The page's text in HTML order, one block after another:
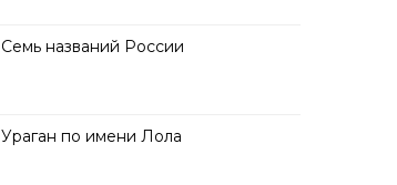
Семь названий России
Ураган по имени Лола